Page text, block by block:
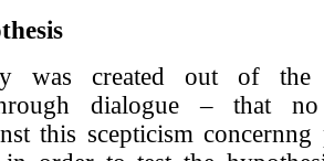
was created out of the
dialogue – that
this scepticism concernng